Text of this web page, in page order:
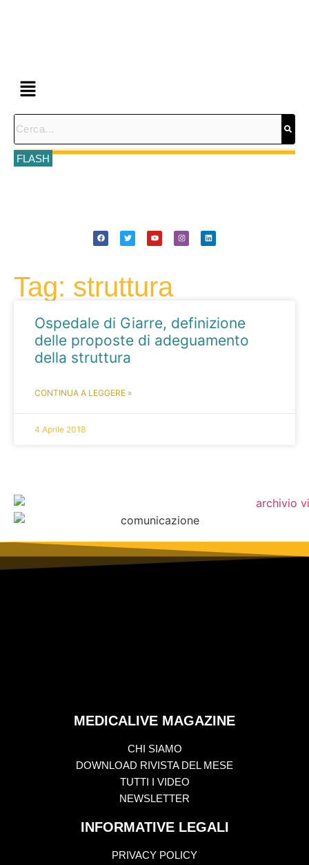
FLASH
Tag: struttura
Ospedale di Giarre, definizione
delle proposte di adeguamento
della struttura
CONTINUA A LEGGERE »
4 Aprile 2018
MEDICALIVE MAGAZINE
CHI SIAMO
DOWNLOAD RIVISTA DEL MESE
TUTTI I VIDEO
NEWSLETTER
INFORMATIVE LEGALI
PRIVACY POLICY